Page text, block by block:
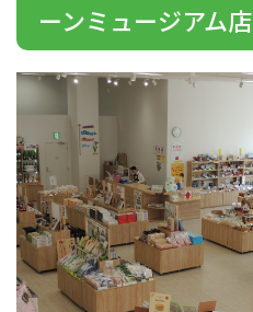
ーンミュージアム店